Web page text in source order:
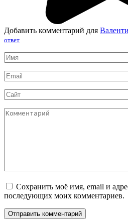
Добавить комментарий для
ответ
Имя
*
Email
*
Сайт
Комментарий
Сохранить моё имя, email и
последующих моих комментариев.